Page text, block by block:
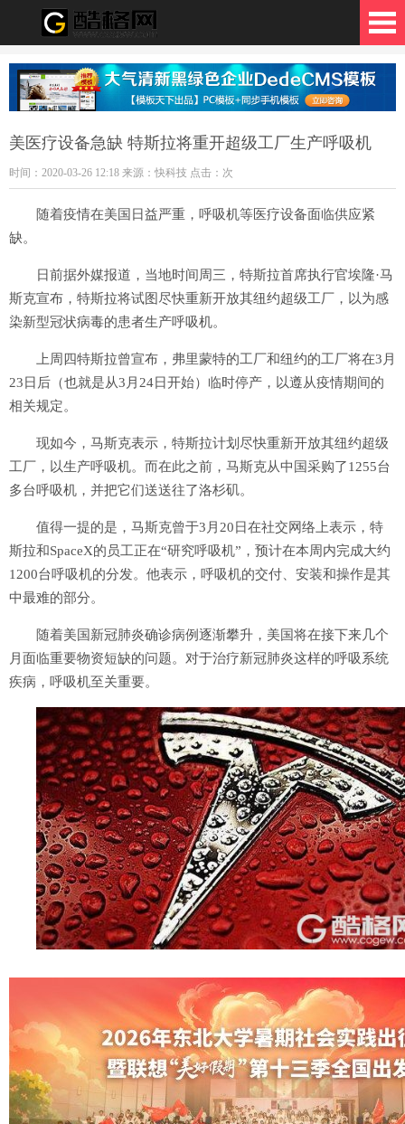
格网
美医疗设备急缺 特斯拉将重开超级工厂生产呼吸机
时间：2020-03-26 12:18 来源：快科技 点击： 次
随着疫情在美国日益严重，呼吸机等医疗设备面临供应紧
缺。
日前据外媒报道，当地时间周三，特斯拉首席执行官埃隆·马
斯克宣布，特斯拉将试图尽快重新开放其纽约超级工厂，以为感
染新型冠状病毒的患者生产呼吸机。
上周四特斯拉曾宣布，弗里蒙特的工厂和纽约的工厂将在3月
23日后（也就是从3月24日开始）临时停产，以遵从疫情期间的
相关规定。
现如今，马斯克表示，特斯拉计划尽快重新开放其纽约超级
工厂，以生产呼吸机。而在此之前，马斯克从中国采购了1255台
多台呼吸机，并把它们送送往了洛杉矶。
值得一提的是，马斯克曾于3月20日在社交网络上表示，特
斯拉和SpaceX的员工正在“研究呼吸机”，预计在本周内完成大约
1200台呼吸机的分发。他表示，呼吸机的交付、安装和操作是其
中最难的部分。
随着美国新冠肺炎确诊病例逐渐攀升，美国将在接下来几个
月面临重要物资短缺的问题。对于治疗新冠肺炎这样的呼吸系统
疾病，呼吸机至关重要。